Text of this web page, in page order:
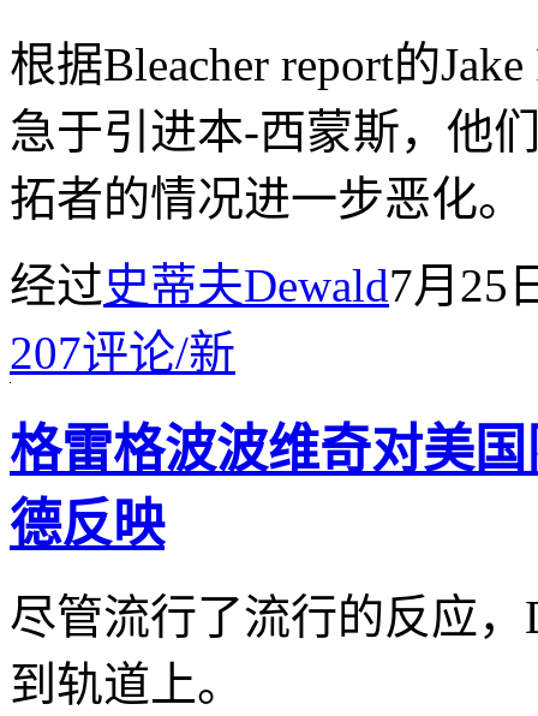
根据Bleacher report的
急于引进本-西蒙斯，他
拓者的情况进一步恶化。
经过史蒂夫Dewald7月25
207评论/新
格雷格波波维奇对美
德反映
尽管流行了流行的反应
到轨道上。